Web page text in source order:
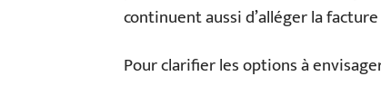
continuent aussi d’alléger la
Pour clarifier les options à